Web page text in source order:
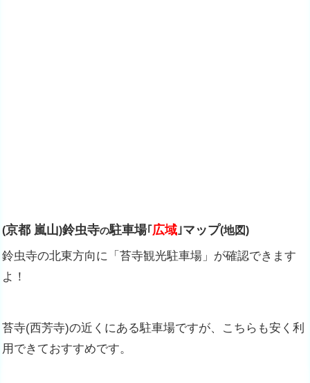
(京都 嵐山)鈴虫寺の駐車場｢ 広域 ｣マップ(地図)
鈴虫寺の北東方向に「苔寺観光駐車場」が確認できます
よ！
苔寺(西芳寺)の近くにある駐車場ですが、こちらも安く利
用できておすすめです。